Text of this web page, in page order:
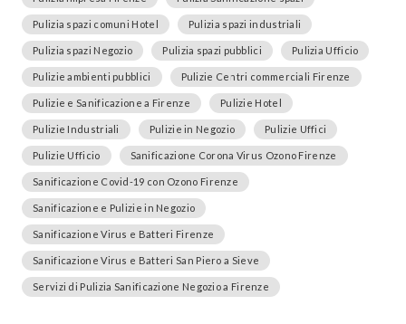
Pulizia spazi comuni Hotel Pulizia spazi industriali
Pulizia spazi Negozio Pulizia spazi pubblici Pulizia Ufficio
Pulizie ambienti pubblici Pulizie Centri commerciali Firenze
Pulizie e Sanificazione a Firenze Pulizie Hotel
Pulizie Industriali Pulizie in Negozio Pulizie Uffici
Pulizie Ufficio Sanificazione Corona Virus Ozono Firenze
Sanificazione Covid-19 con Ozono Firenze
Sanificazione e Pulizie in Negozio
Sanificazione Virus e Batteri Firenze
Sanificazione Virus e Batteri San Piero a Sieve
Servizi di Pulizia Sanificazione Negozio a Firenze